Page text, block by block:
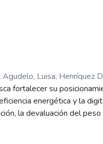
y para eventos
para 30
banano, plátanos,
Agudelo, Luisa; Henríquez
fortalecer su
energética y la
la devaluación del peso
A través de un análisis